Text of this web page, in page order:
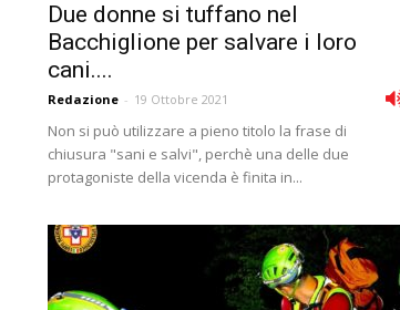
Due donne si tuffano nel
Bacchiglione per salvare i loro
cani....
Redazione - 19 Ottobre 2021
Non si può utilizzare a pieno titolo la frase di
chiusura "sani e salvi", perchè una delle due
protagoniste della vicenda è finita in...